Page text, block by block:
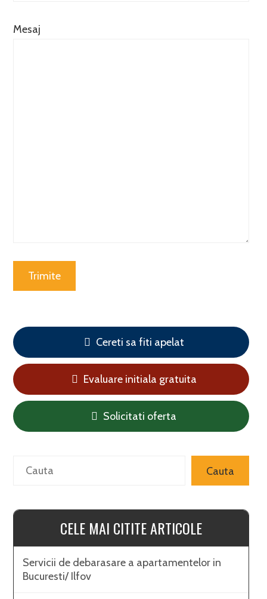
Mesaj
Cereti sa fiti apelat
Evaluare initiala gratuita
Solicitati oferta
Search Cauta
CELE MAI CITITE ARTICOLE
Servicii de debarasare a apartamentelor in
Bucuresti/ Ilfov